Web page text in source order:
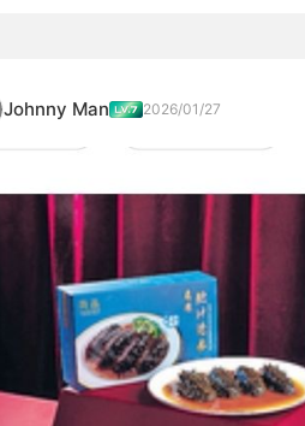
Johnny Man 2026/01/27